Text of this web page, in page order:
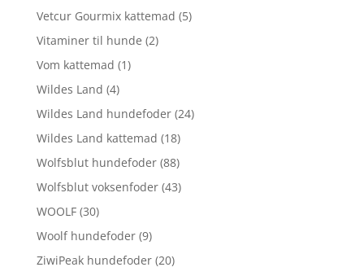
Vetcur Gourmix kattemad (5)
Vitaminer til hunde (2)
Vom kattemad (1)
Wildes Land (4)
Wildes Land hundefoder (24)
Wildes Land kattemad (18)
Wolfsblut hundefoder (88)
Wolfsblut voksenfoder (43)
WOOLF (30)
Woolf hundefoder (9)
ZiwiPeak hundefoder (20)